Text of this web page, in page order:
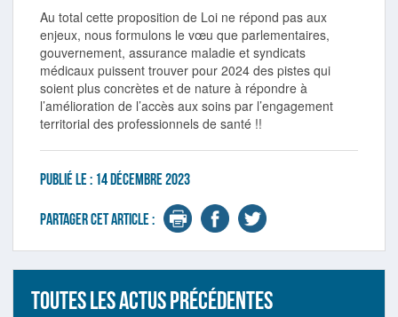
Au total cette proposition de Loi ne répond pas aux
enjeux, nous formulons le vœu que parlementaires,
gouvernement, assurance maladie et syndicats
médicaux puissent trouver pour 2024 des pistes qui
soient plus concrètes et de nature à répondre à
l’amélioration de l’accès aux soins par l’engagement
territorial des professionnels de santé !!
Publié le : 14 décembre 2023
Partager cet article :
Toutes les actus précédentes